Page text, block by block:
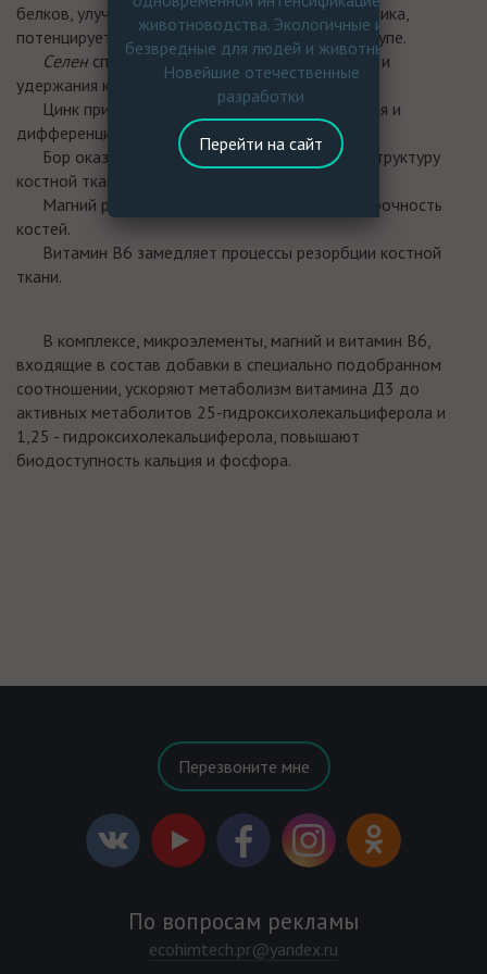
белков, улучшает всасывание кальция из кишечника,
потенцирует отложение кальция в яичной скорлупе.
Cелен способствует процессам встраивания и
удержания кальция в кости.
Цинк принимает участие в процессах деления и
дифференцировки остеобластов.
Бор оказывает положительное влияние на структуру
костной ткани.
Магний регулирует минерализацию, рост и прочность
костей.
Витамин В6 замедляет процессы резорбции костной
ткани.
В комплексе, микроэлементы, магний и витамин В6,
входящие в состав добавки в специально подобранном
соотношении, ускоряют метаболизм витамина Д3 до
активных метаболитов 25-гидроксихолекальциферола и
1,25 - гидроксихолекальциферола, повышают
биодоступность кальция и фосфора.
Перезвоните мне
По вопросам рекламы
ecohimtech.pr@yandex.ru
животноводства. Экологичные и
безвредные для людей и животных.
Новейшие отечественные
разработки
Перейти на сайт